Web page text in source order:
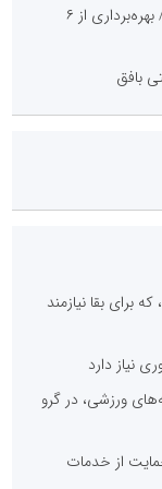
خداحافظی با کابوس جاده‌های معدنی در بافق / بهره‌برداری از ۶
بافق
برای بقا نیازمند
نیاز دارد
ورزشی، در گرو
از خدمات